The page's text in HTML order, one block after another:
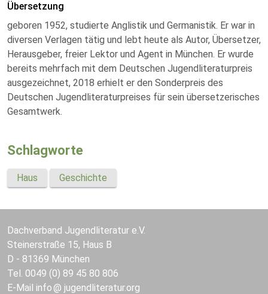
Übersetzung
geboren 1952, studierte Anglistik und Germanistik. Er war in
diversen Verlagen tätig und lebt heute als Autor, Übersetzer,
Herausgeber, freier Lektor und Agent in München. Er wurde
bereits mehrfach mit dem Deutschen Jugendliteraturpreis
ausgezeichnet, 2018 erhielt er den Sonderpreis des
Deutschen Jugendliteraturpreises für sein übersetzerisches
Gesamtwerk.
Schlagworte
Haus Geschichte
Dachverband Jugendliteratur e.V.
Steinerstraße 15, Haus B
D - 81369 München
Tel. 0049 (0) 89 45 80 806
E-Mail info jugendliteratur.org